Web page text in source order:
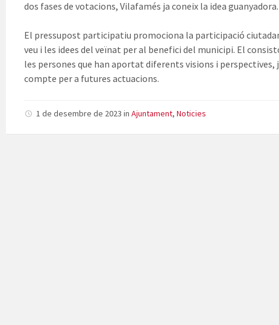
dos fases de votacions, Vilafamés ja coneix la idea guanyadora.
El pressupost participatiu promociona la participació
veu i les idees del veïnat per al benefici del municipi. El
les persones que han aportat diferents visions i perspectives,
compte per a futures actuacions.
1 de desembre de 2023inAjuntament,Noticies